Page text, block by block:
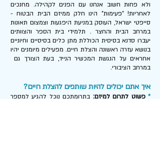
ולא פחות חשוב אנחנו עם הפנים לקהילה. מחנכים
לאחריות! "פעימות" הינו חלק ממיזם הבית הבטוח -
סייפטי ישראל, העוסק במניעת היפגעות וצמצום תאונות
במרחב הבית והחצר . תלמידי בית הספר והצוותים
יעברו סדנא בסיסית הכוללת מתן כלים בסיסיים וחיוניים
בנושא עזרה ראשונה והצלת חיים. מפעילים מיומנים יהיו
אחראים על הנגשת המכשיר הנייד, בעת הצורך גם
במרחב הציבורי.
איך אתם יכולים להיות שותפים להצלת חיים?
*פשוט לתרום למיזם: בתרומתכם נוכל להגיע למספר